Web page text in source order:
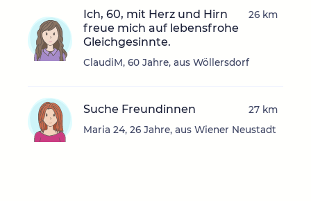
Ich, 60, mit Herz und Hirn
freue mich auf lebensfrohe
Gleichgesinnte.
ClaudiM, 60 Jahre, aus Wöllersdorf
26 km
Suche Freundinnen
Maria 24, 26 Jahre, aus Wiener Neustadt
27 km